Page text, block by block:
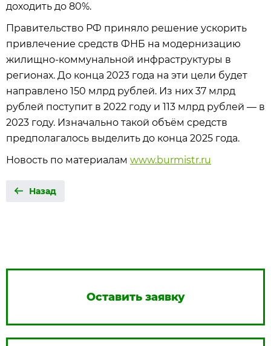
доходить до 80%.
Правительство РФ приняло решение ускорить
привлечение средств ФНБ на модернизацию
жилищно-коммунальной инфраструктуры в
регионах. До конца 2023 года на эти цели будет
направлено 150 млрд рублей. Из них 37 млрд
рублей поступит в 2022 году и 113 млрд рублей — в
2023 году. Изначально такой объём средств
предполагалось выделить до конца 2025 года.
Новость по материалам www.burmistr.ru
Назад
Оставить заявку